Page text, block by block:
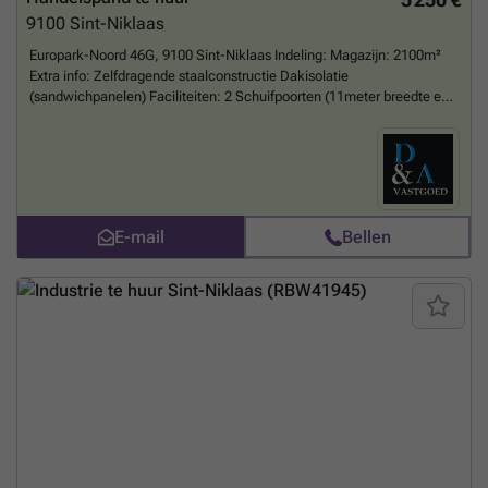
9100 Sint-Niklaas
Europark-Noord 46G, 9100 Sint-Niklaas Indeling: Magazijn: 2100m²
Extra info: Zelfdragende staalconstructie Dakisolatie
(sandwichpanelen) Faciliteiten: 2 Schuifpoorten (11meter breedte en
individuele tellers: elektriciteit 400 V, wateraansluiting. Huur: huur:
€5.250,00/maand + BTW onroerende voorheffing: €506,00/maand +
BTW TOTAAL: €6.964,76 inclusief BTW Beschikbaar vanaf 1
€500/maandMeer weten?
E-mail Bellen